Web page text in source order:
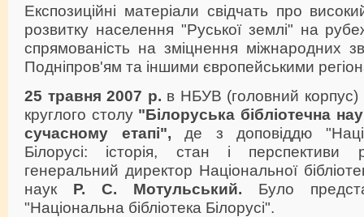
Експозиційні матеріали свідчать про
розвитку населення "Руської землі" на
спрямованість на зміцнення міжнародних
Подніпров'ям та іншими європейськими
25 травня 2007 р. в НБУВ (головний корпус)
круглого столу "Білоруська бібліотечна
сучасному етапі", де з доповіддю
Білорусі: історія, стан і перспективи
генеральний директор Національної
наук Р. С. Мотульський. Було
"Національна бібліотека Білорусі".